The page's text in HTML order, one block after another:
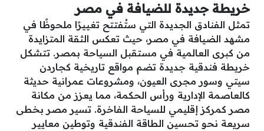
خريطة جديدة للضيافة في مصر
تمثل الفنادق الجديدة التي ستُفتتح تغييرًا ملحوظًا في
مشهد الضيافة في مصر، حيث تعكس الثقة المتزايدة
من كبرى العالمية في مستقبل السياحة بمصر. تتشكل
خريطة فندقية جديدة تضم مواقع تاريخية كجاردن
سيتي وسور مجرى العيون، ومشروعات عمرانية حديثة
كالعاصمة الإدارية ورأس الحكمة، مما يعزز من مكانة
مصر كمركز إقليمي للسياحة الفاخرة. تسير مصر بخطى
سريعة نحو تحسين الطاقة الفندقية وتوطين معايير